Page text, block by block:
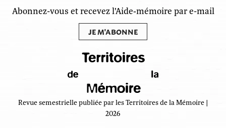
Abonnez-vous et recevez l'Aide‑mémoire par e-mail
JE M'ABONNE
Revue semestrielle publiée par les Territoires de la Mémoire |
2026